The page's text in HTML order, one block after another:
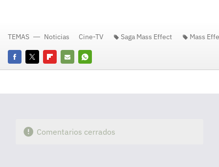
FacebookTwitterFlipboard
E-
Whatsapp
TEMAS Noticias Cine-TV Saga Mass Effect Mass
Comentarios cerrados